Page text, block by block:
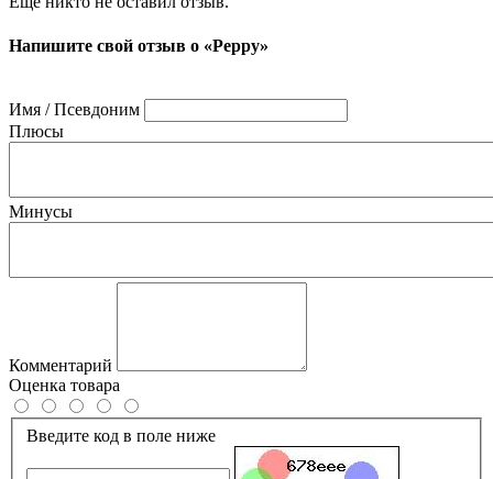
Напишите свой отзыв о «Peppy»
Имя / Псевдоним
Плюсы
Минусы
Комментарий
Оценка товара
Введите код в поле ниже